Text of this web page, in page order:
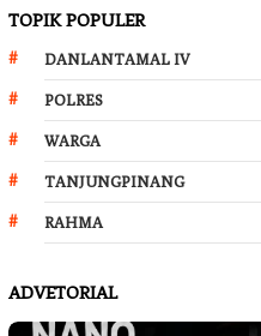
TOPIK POPULER
DANLANTAMAL IV
POLRES
WARGA
TANJUNGPINANG
RAHMA
ADVETORIAL